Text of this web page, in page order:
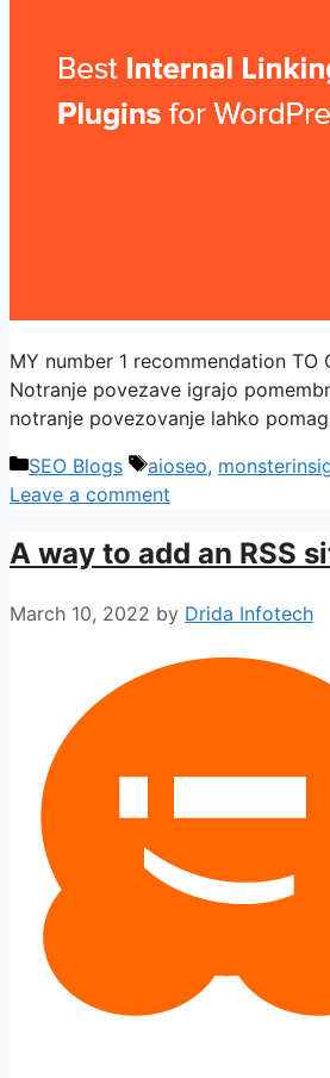
MY number 1 recommendation
Notranje povezave igrajo
notranje povezovanje lahko
Categories
SEO Blogs Tags
aioseo,
Leave a comment
A way to add an RSS
March 10, 2022 by Drida Infotech